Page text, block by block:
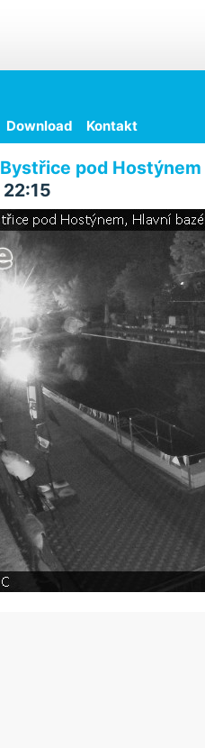
Download Kontakt
Bystřice pod Hostýnem